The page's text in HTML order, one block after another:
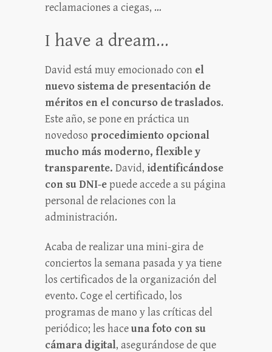
reclamaciones a ciegas, …
I have a dream…
David está muy emocionado con el
nuevo sistema de presentación de
méritos en el concurso de traslados.
Este año, se pone en práctica un
novedoso procedimiento opcional
mucho más moderno, flexible y
transparente. David, identificándose
con su DNI-epuede accede a su página
personal de relaciones con la
administración.
Acaba de realizar una mini-gira de
conciertos la semana pasada y ya tiene
los certificados de la organización del
evento. Coge el certificado, los
programas de mano y las críticas del
periódico; les haceuna foto con su
cámara digital, asegurándose de que